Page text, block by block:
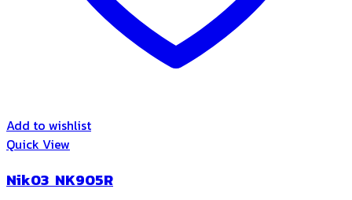
Add to wishlist
Quick View
Nik03 NK905R